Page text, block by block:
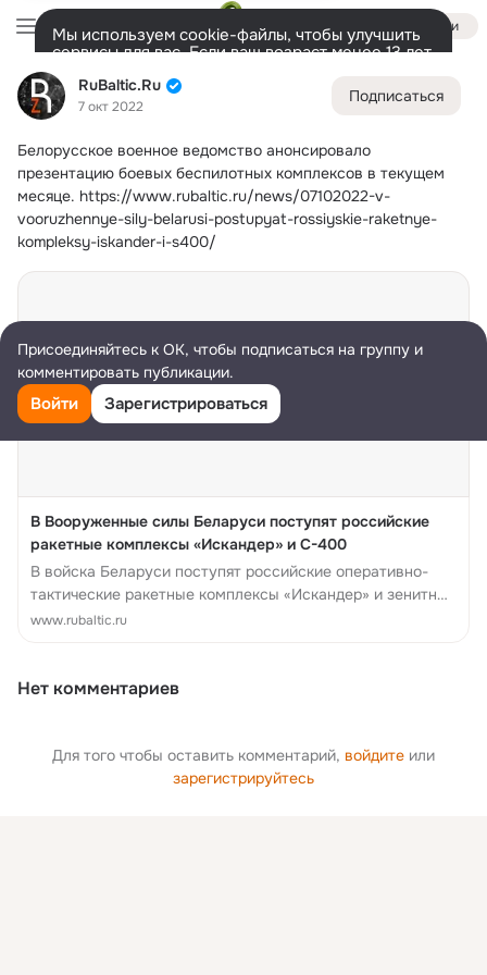
RuBaltic.Ru
7 окт 2022
Подписаться
Белорусское военное ведомство анонсировало
презентацию боевых беспилотных комплексов в текущем
месяце. https://www.rubaltic.ru/news/07102022-v-
vooruzhennye-sily-belarusi-postupyat-rossiyskie-raketnye-
kompleksy-iskander-i-s400/
В Вооруженные силы Беларуси поступят российские
ракетные комплексы «Искандер» и С-400
В войска Беларуси поступят российские оперативно-
тактические ракетные комплексы «Искандер» и зенитные
ракетные комплексы С-400. Об этом сообщило
www.rubaltic.ru
Нет комментариев
Для того чтобы оставить комментарий, войдите или
зарегистрируйтесь
Войти
Мы используем cookie-файлы, чтобы улучшить
сервисы для вас. Если ваш возраст менее 13 лет,
настроить cookie-файлы должен ваш законный
представитель.Больше информации
Разрешить все
RuBaltic.Ru
Лента
Дополнительная
колонка
Всё 49 591 Обсуждаемые
Присоединяйтесь к ОК, чтобы подписаться на группу и
комментировать публикации.
Войти Зарегистрироваться